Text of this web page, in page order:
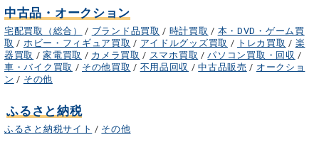
中古品・オークション
宅配買取（総合） / ブランド品買取 / 時計買取 / 本・DVD・ゲーム買
取 / ホビー・フィギュア買取 / アイドルグッズ買取 / トレカ買取 / 楽
器買取 /家電買取 / カメラ買取 / スマホ買取 /パソコン買取・回収 /
車・バイク買取 / その他買取 / 不用品回収 /中古品販売 / オークショ
ン / その他
ふるさと納税
ふるさと納税サイト / その他